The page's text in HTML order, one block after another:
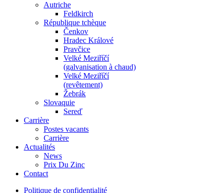
Autriche
Feldkirch
République tchèque
Čenkov
Hradec Králové
Pravčice
Velké Meziříčí
(galvanisation à chaud)
Velké Meziříčí
(revêtement)
Žebrák
Slovaquie
Sereď
Carrière
Postes vacants
Carrière
Actualités
News
Prix Du Zinc
Contact
Politique de confidentialité